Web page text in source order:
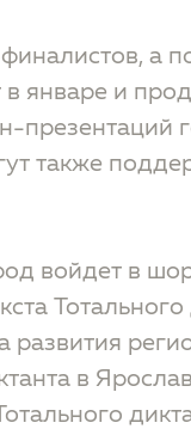
а
в январе и
презентаций
также
войдет в
развития
в